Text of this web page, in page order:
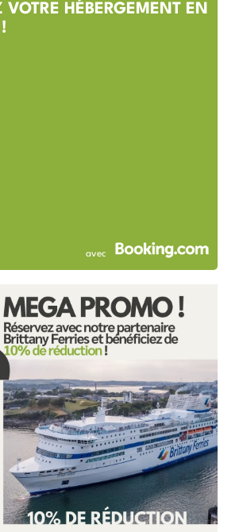
VOTRE HÉBERGEMENT EN
avec